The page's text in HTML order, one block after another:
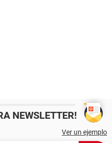
NEWSLETTER!
Ver un ejemplo